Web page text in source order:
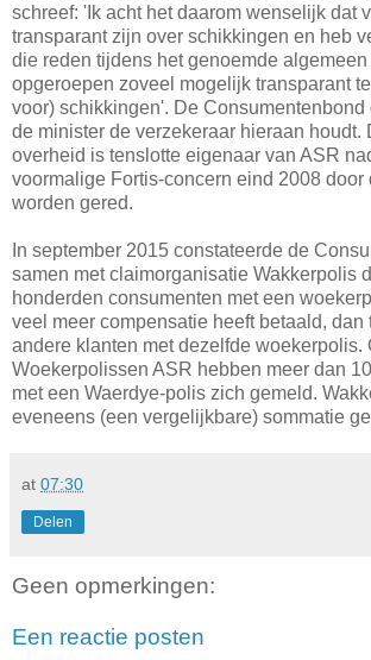
schreef: 'Ik acht het daarom wenselijk dat
transparant zijn over schikkingen en heb
die reden tijdens het genoemde
opgeroepen zoveel mogelijk transparant
voor) schikkingen'. De Consumentenbond
de minister de verzekeraar hieraan houdt.
overheid is tenslotte eigenaar van ASR
voormalige Fortis-concern eind 2008 door
worden gered.
In september 2015 constateerde de
samen met claimorganisatie Wakkerpolis
honderden consumenten met een
veel meer compensatie heeft betaald, dan
andere klanten met dezelfde woekerpolis.
Woekerpolissen ASR hebben meer dan
met een Waerdye-polis zich gemeld.
eveneens (een vergelijkbare) sommatie
at 07:30
Delen
Geen opmerkingen:
Een reactie posten